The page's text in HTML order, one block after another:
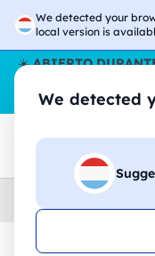
We detected your
local version is
We detected
☀️ABIERTO
pedidos durante todo
Home